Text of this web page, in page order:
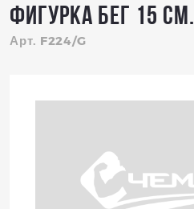
Фигурка Бег 15 см.
Арт. F224/G